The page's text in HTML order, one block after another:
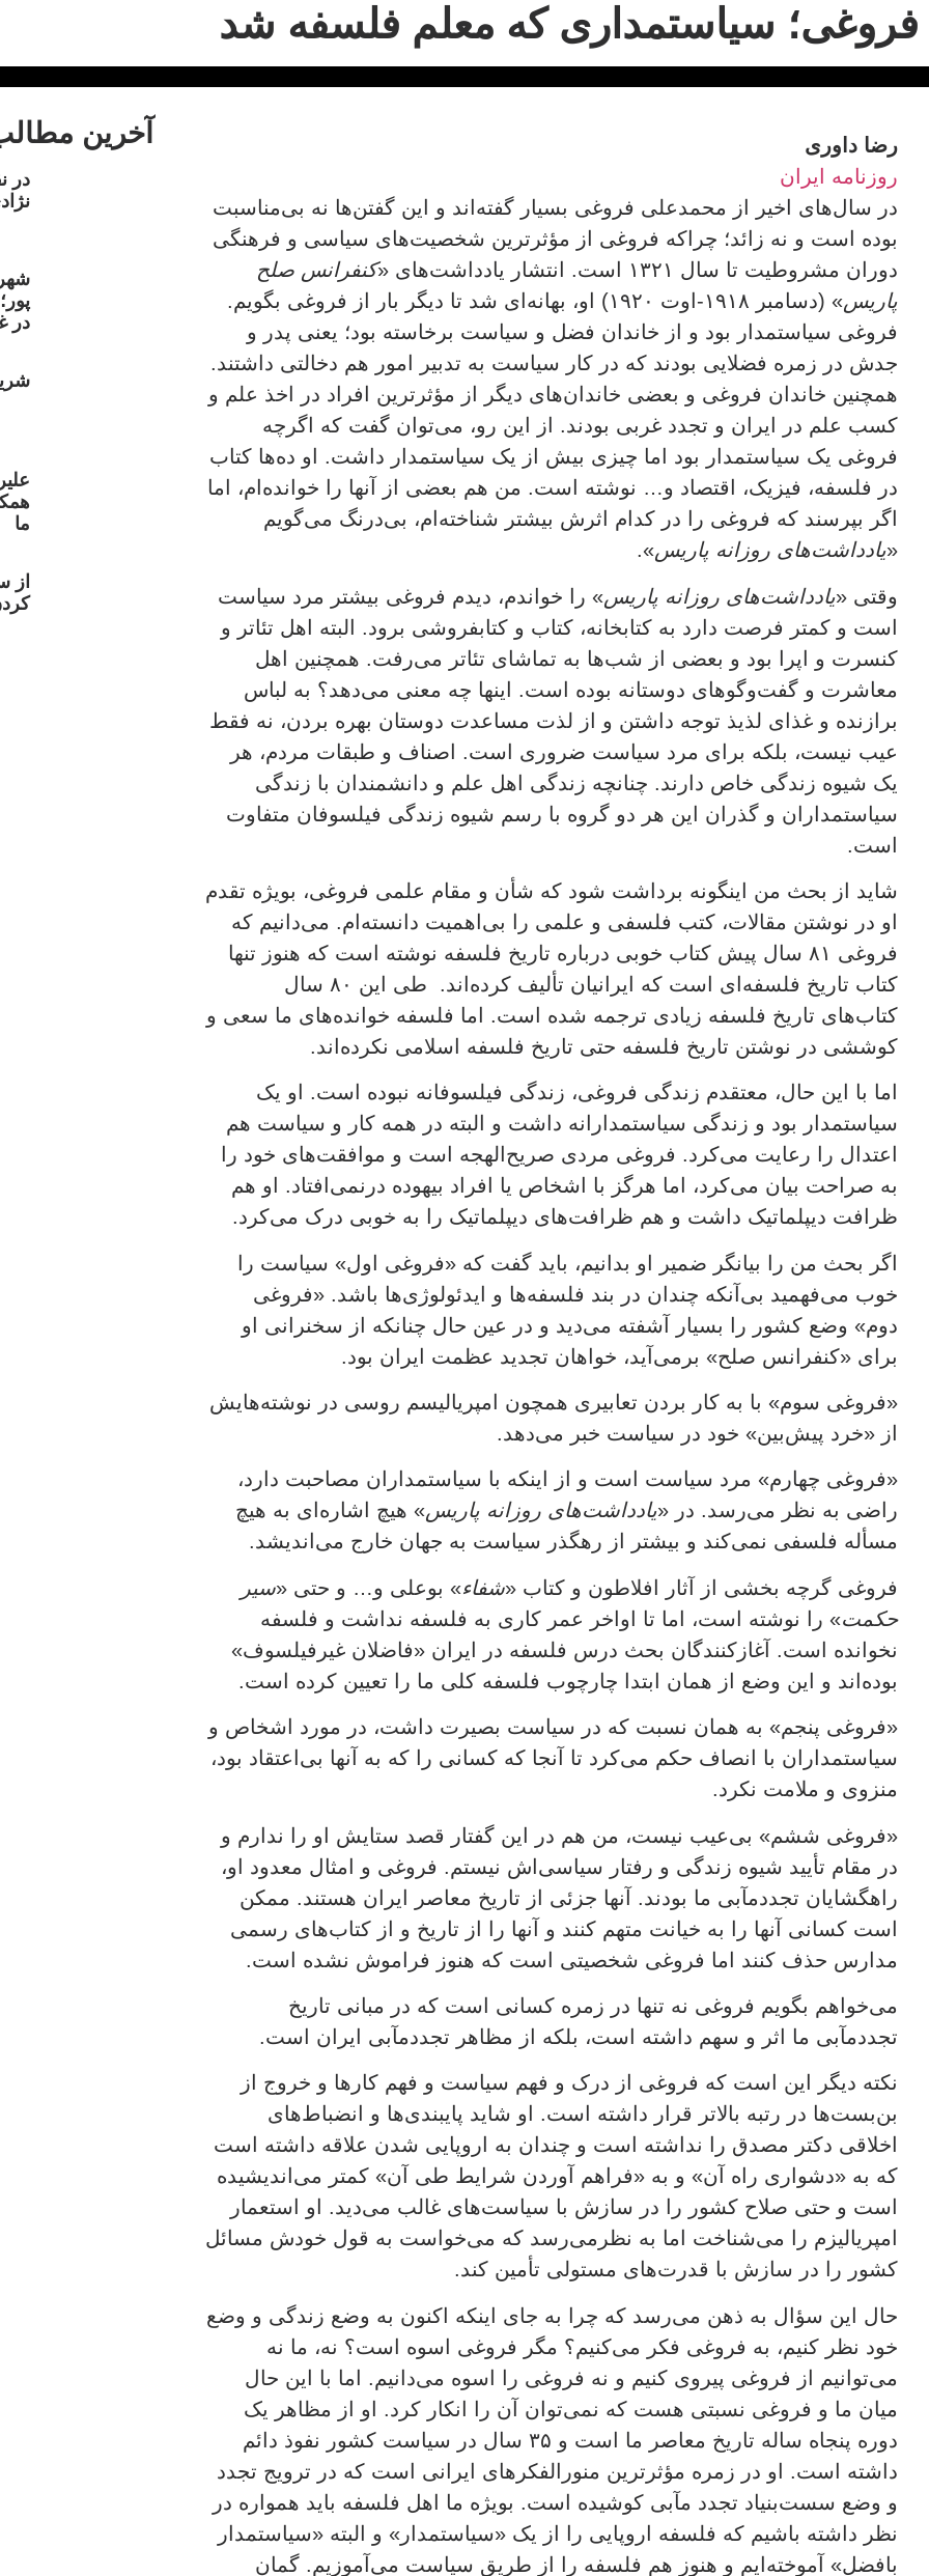
فروغی؛ سیاستمداری که معلم فلسفه شد
رضا داوری
روزنامه ایران
در سال‌های اخیر از محمدعلی فروغی بسیار گفته‌اند و این گفتن‌ها نه بی‌مناسبت
بوده است و نه زائد؛ چراکه فروغی از مؤثرترین شخصیت‌های سیاسی و فرهنگی
دوران مشروطیت تا سال ۱۳۲۱ است. انتشار یادداشت‌های «
کنفرانس صلح
پاریس» (دسامبر ۱۹۱۸-اوت ۱۹۲۰) او، بهانه‌ای شد تا دیگر بار از فروغی بگویم.
فروغی سیاستمدار بود و از خاندان فضل و سیاست برخاسته بود؛ یعنی پدر و
جدش در زمره فضلایی بودند که در کار سیاست به تدبیر امور هم دخالتی داشتند.
همچنین خاندان فروغی و بعضی خاندان‌های دیگر از مؤثرترین افراد در اخذ علم و
کسب علم در ایران و تجدد غربی بودند. از این رو، می‌توان گفت که اگرچه
فروغی یک سیاستمدار بود اما چیزی بیش از یک سیاستمدار داشت. او ده‌ها کتاب
در فلسفه، فیزیک، اقتصاد و… نوشته است. من هم بعضی از آنها را خوانده‌ام، اما
اگر بپرسند که فروغی را در کدام اثرش بیشتر شناخته‌ام، بی‌درنگ می‌گویم
«یادداشت‌های روزانه پاریس».
وقتی «یادداشت‌های روزانه پاریس» را خواندم، دیدم فروغی بیشتر مرد سیاست
است و کمتر فرصت دارد به کتابخانه، کتاب و کتابفروشی برود. البته اهل تئاتر و
کنسرت و اپرا بود و بعضی از شب‌ها به تماشای تئاتر می‌رفت. همچنین اهل
معاشرت و گفت‌وگوهای دوستانه بوده است. اینها چه معنی می‌دهد؟ به لباس
برازنده و غذای لذیذ توجه داشتن و از لذت مساعدت دوستان بهره بردن، نه فقط
عیب نیست، بلکه برای مرد سیاست ضروری است. اصناف و طبقات مردم، هر
یک شیوه‌ زندگی خاص دارند. چنانچه زندگی اهل علم و دانشمندان با زندگی
سیاستمداران و گذران این هر دو گروه با رسم شیوه زندگی فیلسوفان متفاوت
است.
شاید از بحث من اینگونه برداشت شود که‌ شأن و مقام علمی فروغی، بویژه تقدم
او در نوشتن مقالات، کتب فلسفی و علمی را بی‌اهمیت دانسته‌ام. می‌دانیم که
فروغی ۸۱ سال پیش کتاب‌ خوبی درباره تاریخ فلسفه نوشته است که هنوز تنها
کتاب تاریخ فلسفه‌ای است که ایرانیان تألیف کرده‌اند. طی این ۸۰ سال‌
کتاب‌های تاریخ فلسفه زیادی ترجمه شده است. اما فلسفه‌ خوانده‌های ما سعی و
کوششی در نوشتن تاریخ فلسفه حتی تاریخ فلسفه اسلامی نکرده‌اند.
اما با این حال، معتقدم زندگی فروغی، زندگی فیلسوفانه نبوده است. او یک
سیاستمدار بود و زندگی سیاستمدارانه داشت و البته در همه کار و سیاست هم
اعتدال را رعایت می‌کرد. فروغی مردی صریح‌الهجه است و موافقت‌های خود را
به صراحت بیان می‌کرد، اما هرگز با اشخاص یا افراد بیهوده درنمی‌افتاد. او هم
ظرافت دیپلماتیک داشت و هم ظرافت‌های دیپلماتیک را به خوبی درک می‌کرد.
اگر بحث من را بیانگر ضمیر او بدانیم، باید گفت که «فروغی اول» سیاست را
خوب می‌فهمید بی‌آنکه چندان در بند فلسفه‌ها و ایدئولوژی‌ها باشد. «فروغی
دوم» وضع کشور را بسیار آشفته می‌دید و در عین حال چنانکه از سخنرانی او
برای «کنفرانس صلح» برمی‌آید، خواهان تجدید عظمت ایران بود.
«فروغی سوم» با به کار بردن تعابیری همچون امپریالیسم روسی در نوشته‌هایش
از «خرد پیش‌بین» خود در سیاست خبر می‌دهد.
«فروغی چهارم» مرد سیاست است و از اینکه با سیاستمداران مصاحبت دارد،
راضی به نظر می‌رسد. در «یادداشت‌های روزانه پاریس» هیچ‌ اشاره‌ای به هیچ
مسأله فلسفی نمی‌کند و بیشتر از رهگذر سیاست به جهان خارج می‌اندیشد.
فروغی گرچه بخشی از آثار افلاطون و کتاب «شفاء» بوعلی و… و حتی «سیر
حکمت» را نوشته است، اما تا اواخر عمر کاری به فلسفه نداشت و فلسفه
نخوانده است. آغازکنندگان بحث درس فلسفه در ایران «فاضلان غیرفیلسوف»
بوده‌اند و این وضع از همان ابتدا چارچوب فلسفه کلی ما را تعیین کرده است.
«فروغی پنجم» به همان نسبت که در سیاست بصیرت داشت، در مورد اشخاص و
سیاستمداران با انصاف حکم می‌کرد تا آنجا که کسانی را که به آنها بی‌اعتقاد بود،
منزوی و ملامت نکرد.
«فروغی ششم» بی‌عیب نیست، من هم در این گفتار قصد ستایش او را ندارم و
در مقام تأیید شیوه زندگی و رفتار سیاسی‌اش نیستم. فروغی و امثال معدود او،
راهگشایان تجددمآبی ما بودند. آنها جزئی از تاریخ معاصر ایران هستند. ممکن
است کسانی آنها را به خیانت متهم کنند و آنها را از تاریخ و از کتاب‌های رسمی
مدارس حذف کنند اما فروغی شخصیتی است که هنوز فراموش نشده است.
می‌خواهم بگویم فروغی نه تنها در زمره کسانی است که در مبانی تاریخ
تجددمآبی ما اثر و سهم داشته است، بلکه از مظاهر تجددمآبی ایران است.
نکته دیگر این است که فروغی از درک و فهم سیاست و فهم کارها و خروج از
بن‌بست‌ها در رتبه بالاتر قرار داشته است. او شاید پایبندی‌ها و انضباط‌های
اخلاقی دکتر مصدق را نداشته است و چندان به اروپایی شدن علاقه داشته است
که به «دشواری راه آن» و به «فراهم آوردن شرایط طی آن» کمتر می‌اندیشیده
است و حتی صلاح کشور را در سازش با سیاست‌های غالب می‌دید. او استعمار
امپریالیزم را می‌شناخت اما به نظرمی‌رسد که می‌خواست به قول خودش مسائل
کشور را در سازش با قدرت‌های مستولی تأمین کند.
حال این سؤال به ذهن می‌رسد که چرا به جای اینکه اکنون به وضع زندگی و وضع
خود نظر کنیم، به فروغی فکر می‌کنیم؟ مگر فروغی اسوه است؟ نه، ما نه
می‌توانیم از فروغی پیروی کنیم و نه فروغی را اسوه می‌دانیم. اما با این حال
میان ما و فروغی نسبتی هست که نمی‌توان آن را انکار کرد. او از مظاهر یک
دوره پنجاه ساله تاریخ معاصر ما است و ۳۵ سال در سیاست کشور نفوذ دائم
داشته است. او در زمره مؤثرترین منورالفکرهای ایرانی است که در ترویج تجدد
و وضع سست‌بنیاد تجدد مآبی کوشیده است. بویژه ما اهل فلسفه باید همواره در
نظر داشته باشیم که فلسفه اروپایی را از یک «سیاستمدار» و البته «سیاستمدار
بافضل» آموخته‌ایم و هنوز هم فلسفه را از طریق سیاست می‌آموزیم. گمان
آخرین
در
در
ما
از